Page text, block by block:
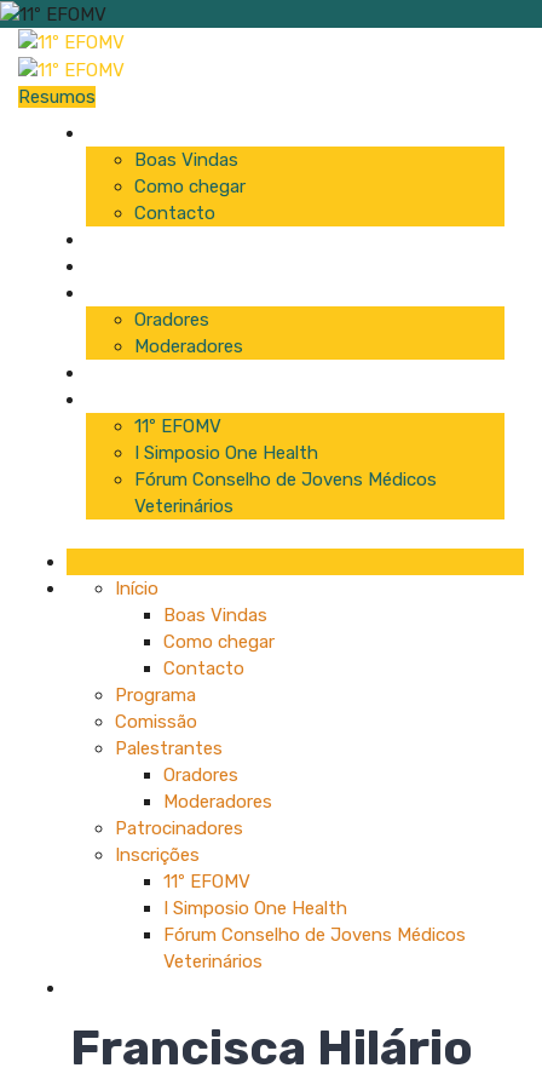
Resumos
Boas Vindas
Como chegar
Contacto
Oradores
Moderadores
11º EFOMV
I Simposio One Health
Fórum Conselho de Jovens Médicos
Veterinários
Início
Boas Vindas
Como chegar
Contacto
Programa
Comissão
Palestrantes
Oradores
Moderadores
Patrocinadores
Inscrições
11º EFOMV
I Simposio One Health
Fórum Conselho de Jovens Médicos
Veterinários
Francisca Hilário